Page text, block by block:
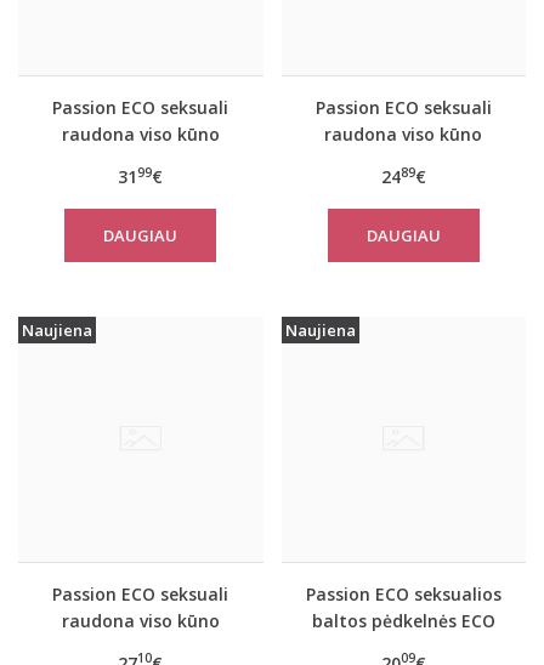
Passion ECO seksuali
raudona viso kūno
3199€
DAUGIAU
Passion ECO seksuali
raudona viso kūno
2489€
DAUGIAU
Naujiena
Passion ECO seksuali
raudona viso kūno
10
Naujiena
Passion ECO seksualios
baltos pėdkelnės ECO
09